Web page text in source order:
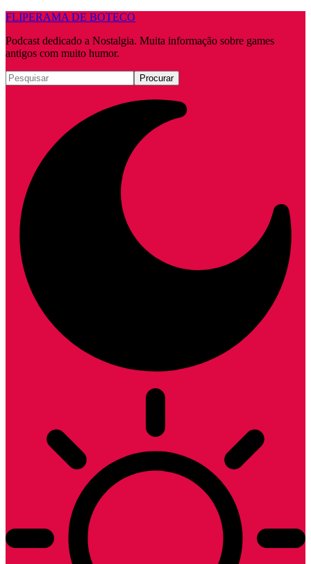
FLIPERAMA DE BOTECO
Podcast dedicado a Nostalgia. Muita informação sobre games
antigos com muito humor.